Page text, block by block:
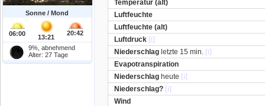
Sonne / Mond
06:00 13:21
20:42
9%, abnehmend
Alter: 27 Tage
Temperatur (alt)
Luftfeuchte
Luftfeuchte (alt)
Luftdruck [i]
Niederschlag letzte 15 min. [i]
Evapotranspiration
Niederschlag heute [i]
Niederschlag? [i]
Wind